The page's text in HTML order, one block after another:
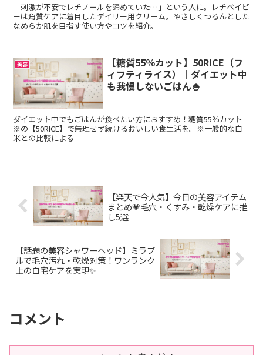
「刺激が不安でレチノールを諦めていた…」という人に。レチベイビ
ーは角質ケアに着目したデイリー用クリーム。やさしくつるんとした
なめらか肌を目指す使い方やコツを紹介。
美容
【糖質55％カット】50RICE（フ
ィフティライス）｜ダイエット中
も我慢しないごはん🍚
ダイエット中でもごはんが食べたい方におすすめ！糖質55％カット
※の【50RICE】で無理せず続けるおいしい食生活を。※一般的な白
米との比較による
【楽天で今人気】今日の美容アイテム
まとめ💗毛穴・くすみ・乾燥ケアに推
し5選
【話題の美容シャワーヘッド】ミラブ
ルで毛穴汚れ・乾燥対策！ワンランク
上の自宅ケアを実現✨
コメント